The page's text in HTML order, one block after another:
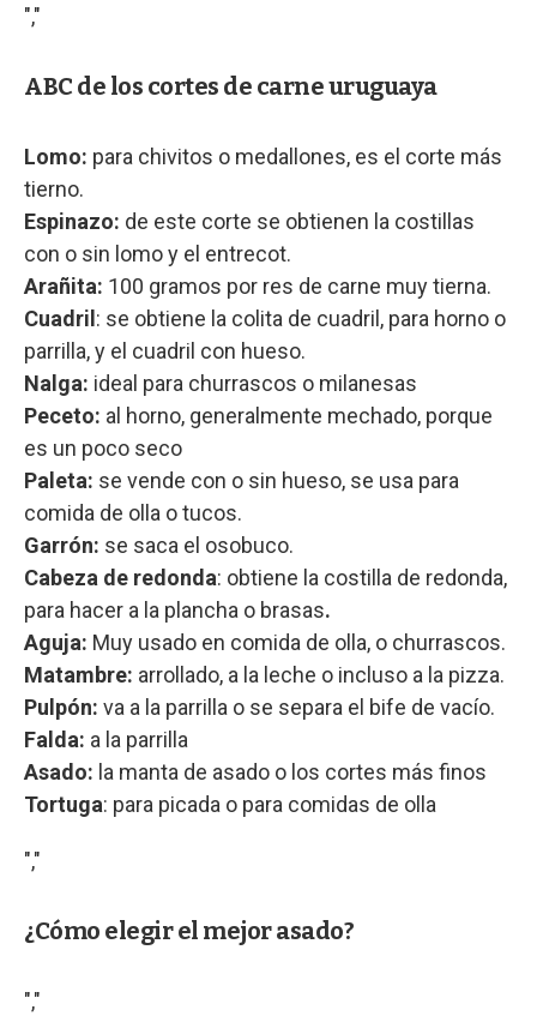
","
ABC de los cortes de carne uruguaya
Lomo: para chivitos o medallones, es el corte más
tierno.
Espinazo: de este corte se obtienen la costillas
con o sin lomo y el entrecot.
Arañita: 100 gramos por res de carne muy tierna.
Cuadril : se obtiene la colita de cuadril, para horno o
parrilla, y el cuadril con hueso.
Nalga: ideal para churrascos o milanesas
Peceto: al horno, generalmente mechado, porque
es un poco seco
Paleta: se vende con o sin hueso, se usa para
comida de olla o tucos.
Garrón: se saca el osobuco.
Cabeza de redonda: obtiene la costilla de redonda,
para hacer a la plancha o brasas.
Aguja: Muy usado en comida de olla, o churrascos.
Matambre: arrollado, a la leche o incluso a la pizza.
Pulpón: va a la parrilla o se separa el bife de vacío.
Falda: a la parrilla
Asado: la manta de asado o los cortes más finos
Tortuga: para picada o para comidas de olla
","
¿Cómo elegir el mejor asado?
","